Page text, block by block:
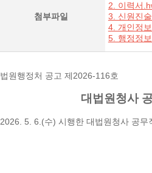
첨부파일
2. 이력서
3. 신원진
4. 개인정
5. 행정정
법원행정처 공고 제2026-116호
대법원청사
2026. 5. 6.(수) 시행한 대법원청사 공